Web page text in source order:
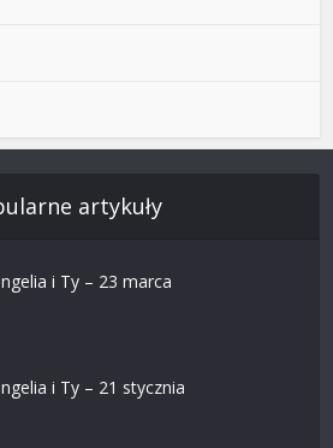
artykuły
i Ty – 23 marca
i Ty – 21 stycznia